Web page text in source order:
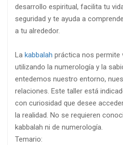
desarrollo espiritual, facilita tu
seguridad y te ayuda a
a tu alrededor.
La kabbalah práctica nos permite
utilizando la numerología y la
entedemos nuestro entorno,
relaciones. Este taller está
con curiosidad que desee
la realidad. No se requieren
kabbalah ni de numerología.
Temario: